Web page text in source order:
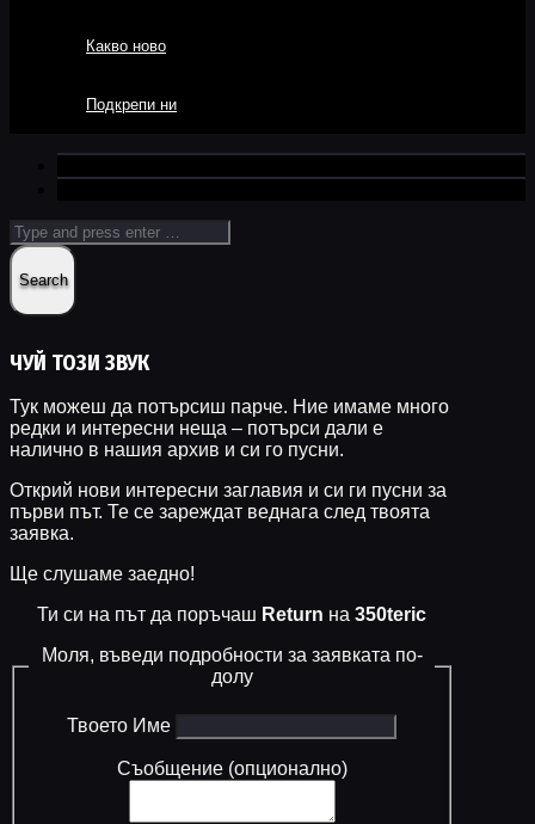
Какво ново
Подкрепи ни
ЧУЙ ТОЗИ ЗВУК
Тук можеш да потърсиш парче. Ние имаме много
редки и интересни неща – потърси дали е
налично в нашия архив и си го пусни.
Открий нови интересни заглавия и си ги пусни за
първи път. Те се зареждат веднага след твоята
заявка.
Ще слушаме заедно!
Ти си на път да поръчаш Return на 350teric
Моля, въведи подробности за заявката по-
долу
Твоето Име
Съобщение (опционално)